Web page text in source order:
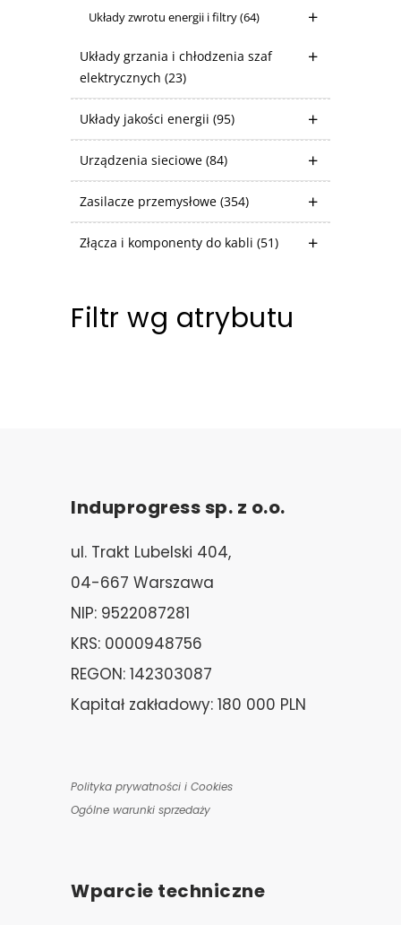
Układy zwrotu energii i filtry(64)
Układy grzania i chłodzenia szaf
elektrycznych (23)
Układy jakości energii (95)
Urządzenia sieciowe (84)
Zasilacze przemysłowe (354)
Złącza i komponenty do kabli (51)
Filtr wg atrybutu
Induprogress sp. z o.o.
ul. Trakt Lubelski 404,
04-667 Warszawa
NIP: 9522087281
KRS: 0000948756
REGON: 142303087
Kapitał zakładowy: 180 000 PLN
Polityka prywatności i Cookies
Ogólne warunki sprzedaży
Wparcie techniczne